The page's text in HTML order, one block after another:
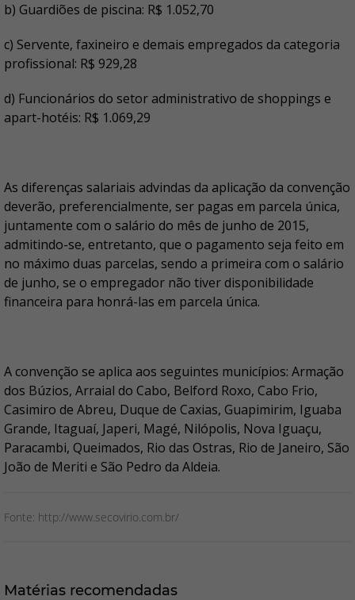
b) Guardiões de piscina: R$ 1.052,70
c) Servente, faxineiro e demais empregados da categoria
profissional: R$ 929,28
d) Funcionários do setor administrativo de shoppings e
apart-hotéis: R$ 1.069,29
As diferenças salariais advindas da aplicação da convenção
deverão, preferencialmente, ser pagas em parcela única,
juntamente com o salário do mês de junho de 2015,
admitindo-se, entretanto, que o pagamento seja feito em
no máximo duas parcelas, sendo a primeira com o salário
de junho, se o empregador não tiver disponibilidade
financeira para honrá-las em parcela única.
A convenção se aplica aos seguintes municípios: Armação
dos Búzios, Arraial do Cabo, Belford Roxo, Cabo Frio,
Casimiro de Abreu, Duque de Caxias, Guapimirim, Iguaba
Grande, Itaguaí, Japeri, Magé, Nilópolis, Nova Iguaçu,
Paracambi, Queimados, Rio das Ostras, Rio de Janeiro, São
João de Meriti e São Pedro da Aldeia.
Fonte: http://www.secovirio.com.br/
Matérias recomendadas